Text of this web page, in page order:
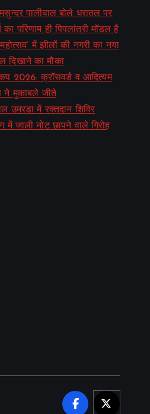
पालीवाल बोले धरातल पर
का परिणाम ही पिपलांत्री मॉडल है
में झीलों की नगरी का नया
दिखाने का मौका
2026: क्रॉसवर्ड व आदित्यम
ने मुकाबले जीते
उमरडा में रक्तदान शिविर
में जाली नोट छापने वाले गिरोह